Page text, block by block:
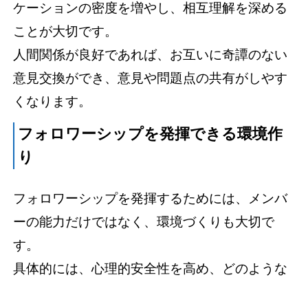
ケーションの密度を増やし、相互理解を深める
ことが大切です。
人間関係が良好であれば、お互いに奇譚のない
意見交換ができ、意見や問題点の共有がしやす
くなります。
フォロワーシップを発揮できる環境作
り
フォロワーシップを発揮するためには、メンバ
ーの能力だけではなく、環境づくりも大切で
す。
具体的には、心理的安全性を高め、どのような